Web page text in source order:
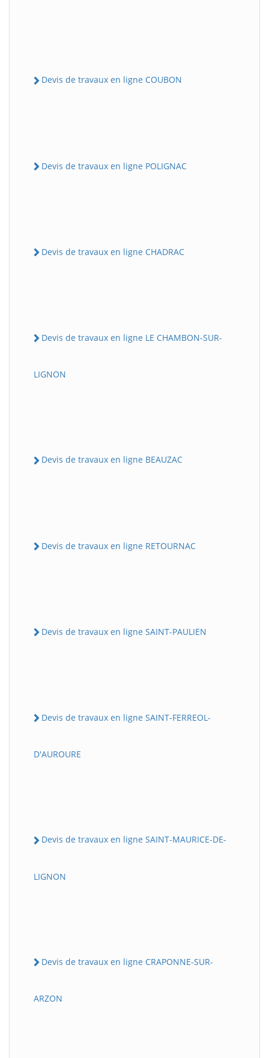
Devis de travaux en ligne COUBON
Devis de travaux en ligne POLIGNAC
Devis de travaux en ligne CHADRAC
Devis de travaux en ligne LE CHAMBON-SUR-
LIGNON
Devis de travaux en ligne BEAUZAC
Devis de travaux en ligne RETOURNAC
Devis de travaux en ligne SAINT-PAULIEN
Devis de travaux en ligne SAINT-FERREOL-
D'AUROURE
Devis de travaux en ligne SAINT-MAURICE-DE-
LIGNON
Devis de travaux en ligne CRAPONNE-SUR-
ARZON